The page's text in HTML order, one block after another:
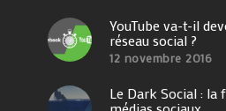
YouTube va-t-il
réseau social ?
12 novembre 2016
Le Dark Social : la